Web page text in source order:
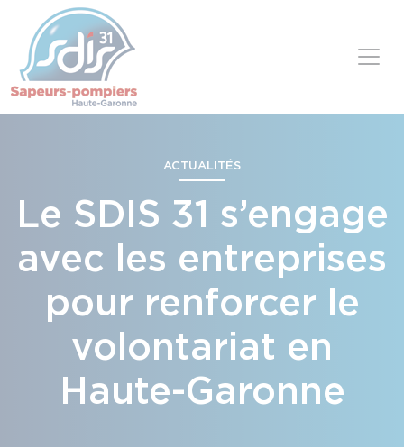
ACTUALITÉS
Le SDIS 31 s’engage
avec les entreprises
pour renforcer le
volontariat en
Haute-Garonne
Panneau de gestion des cookies